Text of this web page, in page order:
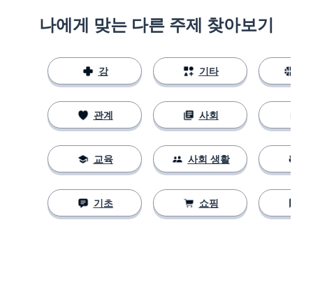
나에게 맞는 다른 주제 찾아보기
강
관계
교육
기초
기타
사회
사회 생활
쇼핑